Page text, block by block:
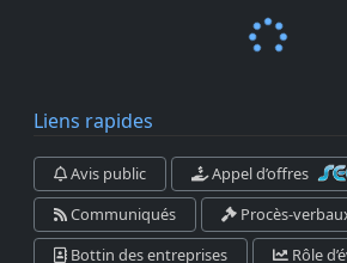
Liens rapides
Avis public
Appel d’offres
Communiqués
Procès-
Bottin des entreprises
Rôle